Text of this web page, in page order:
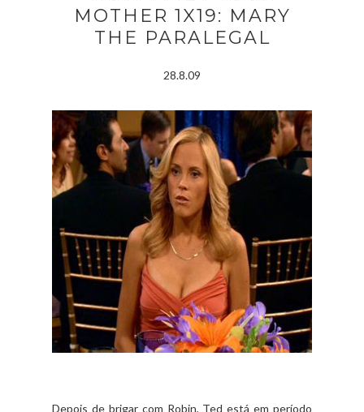
MOTHER 1X19: MARY
THE PARALEGAL
28.8.09
Depois de brigar com Robin, Ted está em período